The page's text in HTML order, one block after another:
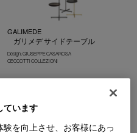
お問合せ
GALIMEDE
ガリメデ サイドテーブル
Design : GIUSEPPE CASAROSA
CECCOTTI COLLEZIONI
ています
を向上させ、お客様にあっ